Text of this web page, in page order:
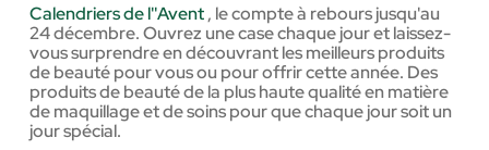
Calendriers de l''Avent, le compte à rebours jusqu'au
24 décembre. Ouvrez une case chaque jour et laissez-
vous surprendre en découvrant les meilleurs produits
de beauté pour vous ou pour offrir cette année. Des
produits de beauté de la plus haute qualité en matière
de maquillage et de soins pour que chaque jour soit un
jour spécial.